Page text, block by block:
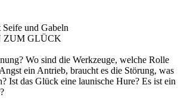
und Gabeln
ZUM GLÜCK
Wo sind die Werkzeuge, welche Rolle
ein Antrieb, braucht es die Störung, was
Ist das Glück eine launische Hure? Es ist ein